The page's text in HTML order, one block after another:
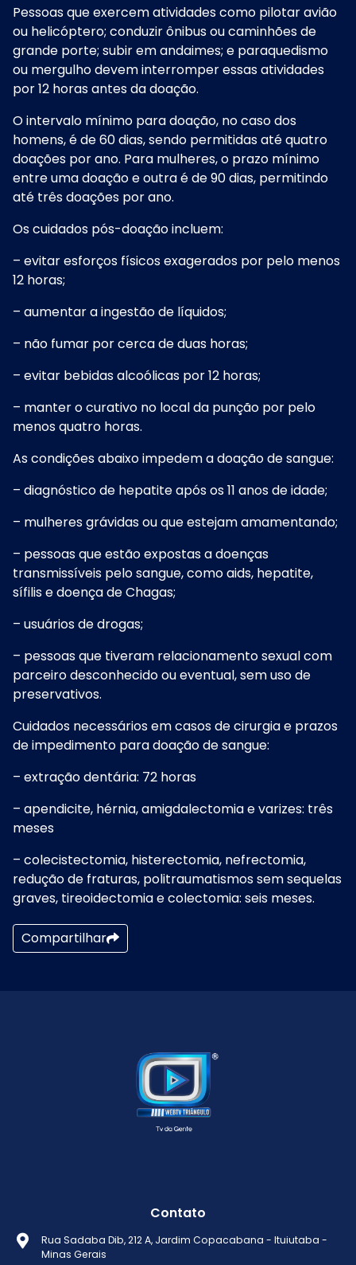
Pessoas que exercem atividades como pilotar avião
ou helicóptero; conduzir ônibus ou caminhões de
grande porte; subir em andaimes; e paraquedismo
ou mergulho devem interromper essas atividades
por 12 horas antes da doação.
O intervalo mínimo para doação, no caso dos
homens, é de 60 dias, sendo permitidas até quatro
doações por ano. Para mulheres, o prazo mínimo
entre uma doação e outra é de 90 dias, permitindo
até três doações por ano.
Os cuidados pós-doação incluem:
– evitar esforços físicos exagerados por pelo menos
12 horas;
– aumentar a ingestão de líquidos;
– não fumar por cerca de duas horas;
– evitar bebidas alcoólicas por 12 horas;
– manter o curativo no local da punção por pelo
menos quatro horas.
As condições abaixo impedem a doação de sangue:
– diagnóstico de hepatite após os 11 anos de idade;
– mulheres grávidas ou que estejam amamentando;
– pessoas que estão expostas a doenças
transmissíveis pelo sangue, como aids, hepatite,
sífilis e doença de Chagas;
– usuários de drogas;
– pessoas que tiveram relacionamento sexual com
parceiro desconhecido ou eventual, sem uso de
preservativos.
Cuidados necessários em casos de cirurgia e prazos
de impedimento para doação de sangue:
– extração dentária: 72 horas
– apendicite, hérnia, amigdalectomia e varizes: três
meses
– colecistectomia, histerectomia, nefrectomia,
redução de fraturas, politraumatismos sem sequelas
graves, tireoidectomia e colectomia: seis meses.
Compartilhar
Contato
Rua Sadaba Dib, 212 A, Jardim Copacabana - Ituiutaba -
Minas Gerais